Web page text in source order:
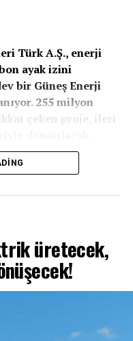
Türk A.Ş., enerji
ayak izini
bir Güneş Enerji
255 milyon
çeken proje, ileri
Selçuklu İlçesi,
düğmeye bastı.
enerji
hedefliyor.
Eden İleri
bir arazi üzerine
üretecek,